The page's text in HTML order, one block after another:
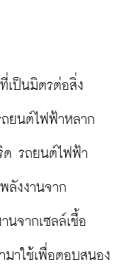
เป็นมิตรต่อสิ่ง
ยนต์ไฟฟ้าหลาก
ด รถยนต์ไฟฟ้า
ลังงานจาก
นจากเซลล์เชื้อ
มาใช้เพื่อตอบสนอง